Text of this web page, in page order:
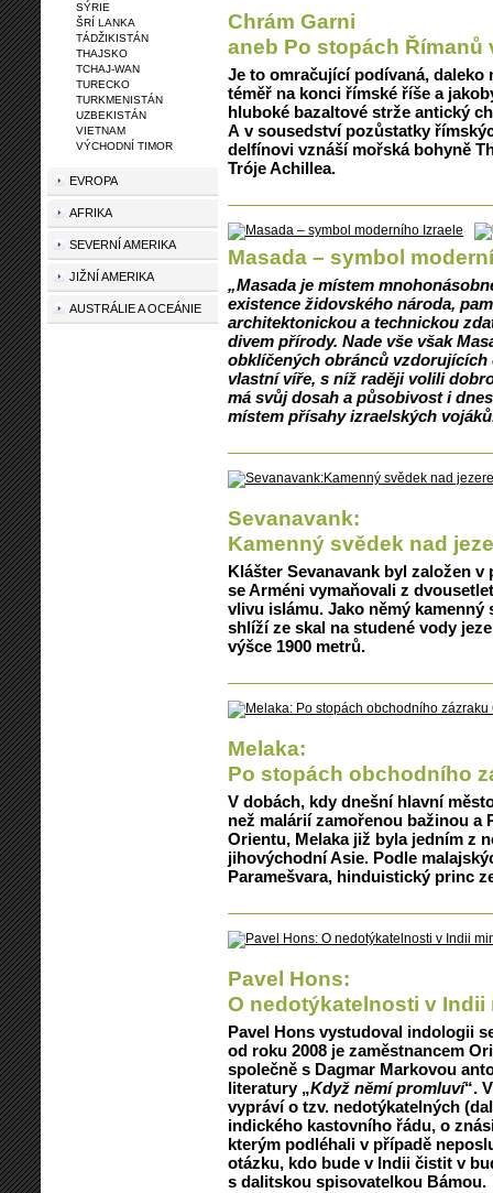
Chrám Garni
aneb Po stopách Římanů
Je to omračující podívaná, daleko
téměř na konci římské říše a
hluboké bazaltové strže antický
A v sousedství pozůstatky
delfínovi vznáší mořská bohyně
Tróje Achillea.
Masada – symbol
„Masada je místem
existence židovského národa,
architektonickou a technickou
divem přírody. Nade vše však
obklíčených obránců vzdorujících
vlastní víře, s níž raději volili
má svůj dosah a působivost i
místem přísahy izraelských
Sevanavank:
Kamenný svědek nad
Klášter Sevanavank byl založen
se Arméni vymaňovali z
vlivu islámu. Jako němý
shlíží ze skal na studené vody
výšce 1900 metrů.
Melaka:
Po stopách obchodního
V dobách, kdy dnešní hlavní
než malárií zamořenou bažinou a
Orientu, Melaka již byla jedním z
jihovýchodní Asie. Podle
Paramešvara, hinduistický princ
Pavel Hons:
O nedotýkatelnosti v Indii
Pavel Hons vystudoval indologii
od roku 2008 je zaměstnancem
společně s Dagmar Markovou
literatury „Když němí promluví“.
vypráví o tzv. nedotýkatelných
indického kastovního řádu, o
kterým podléhali v případě
otázku, kdo bude v Indii čistit v
s dalitskou spisovatelkou­ Bámou.
SÝRIE
ŠRÍ LANKA
TÁDŽIKISTÁN
THAJSKO
TCHAJ-WAN
TURECKO
TURKMENISTÁN
UZBEKISTÁN
VIETNAM
VÝCHODNÍ TIMOR
EVROPA
AFRIKA
SEVERNÍ AMERIKA
JIŽNÍ AMERIKA
AUSTRÁLIE A OCEÁNIE